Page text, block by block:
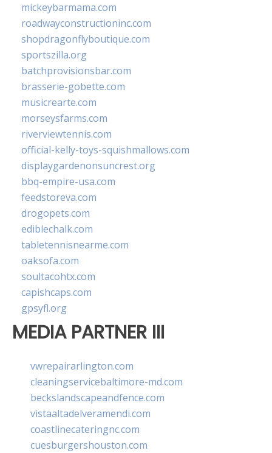
mickeybarmama.com
roadwayconstructioninc.com
shopdragonflyboutique.com
sportszilla.org
batchprovisionsbar.com
brasserie-gobette.com
musicrearte.com
morseysfarms.com
riverviewtennis.com
official-kelly-toys-squishmallows.com
displaygardenonsuncrest.org
bbq-empire-usa.com
feedstoreva.com
drogopets.com
ediblechalk.com
tabletennisnearme.com
oaksofa.com
soultacohtx.com
capishcaps.com
gpsyfl.org
MEDIA PARTNER III
vwrepairarlington.com
cleaningservicebaltimore-md.com
beckslandscapeandfence.com
vistaaltadelveramendi.com
coastlinecateringnc.com
cuesburgershouston.com